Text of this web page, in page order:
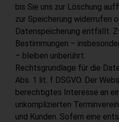
bis Sie uns zur Löschung
zur Speicherung widerrufen
Datenspeicherung entfällt.
Bestimmungen –
– bleiben unberührt.
Rechtsgrundlage für die
Abs. 1 lit. f DSGVO. Der
berechtigtes Interesse an
unkomplizierten
und Kunden. Sofern eine